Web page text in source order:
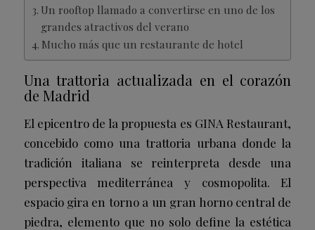
Un rooftop llamado a convertirse en uno de los
grandes atractivos del verano
Mucho más que un restaurante de hotel
Una trattoria actualizada en el corazón
de Madrid
El epicentro de la propuesta es GINA Restaurant,
concebido como una trattoria urbana donde la
tradición italiana se reinterpreta desde una
perspectiva mediterránea y cosmopolita. El
espacio gira en torno a un gran horno central de
piedra, elemento que no solo define la estética